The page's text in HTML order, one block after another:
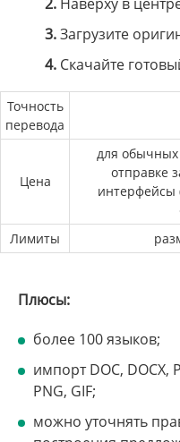
3.Загрузите
4. Скачайте
Точность
перевода
Цена
для обычных
отправке
интерфейсы
Лимиты
Плюсы:
более 100 языков;
импорт DOC, DOCX,
PNG, GIF;
можно уточнять